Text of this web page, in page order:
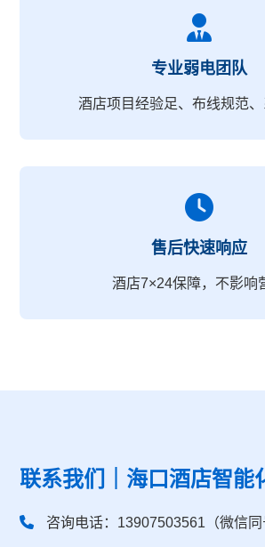
专业弱电团队
酒店项目经验足、布线规范
售后快速响应
酒店7×24保障，不影响
联系我们｜海口酒店智能
咨询电话：13907503561（微信同